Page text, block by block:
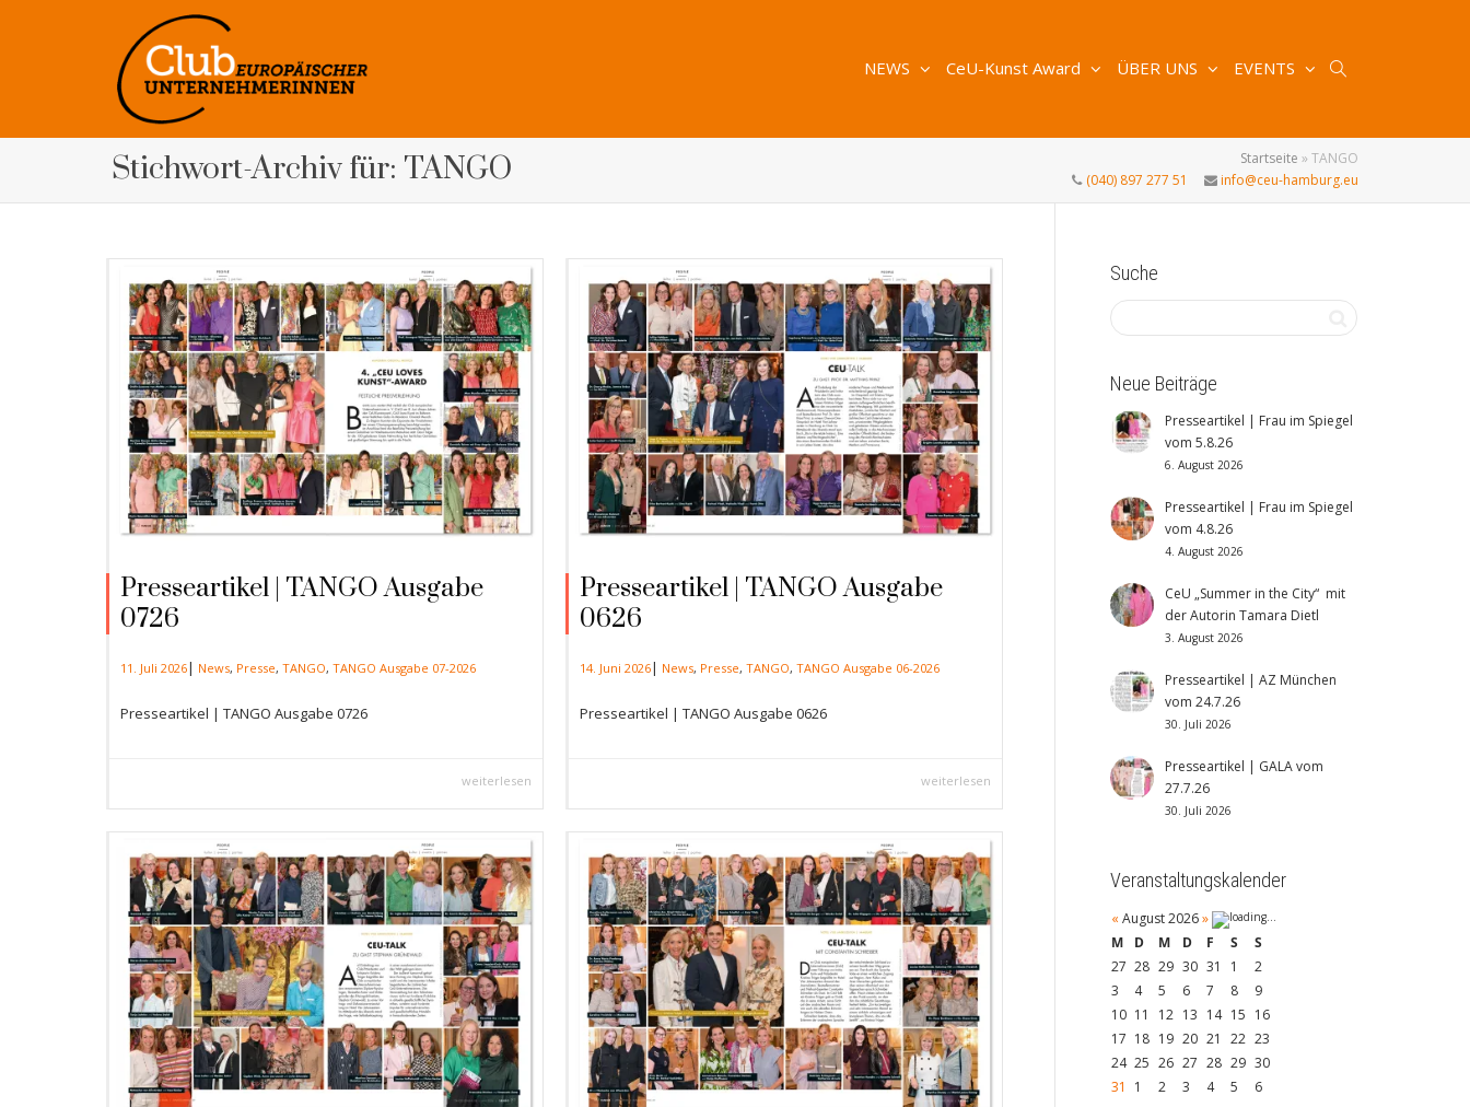
NEWS CeU-Kunst Award ÜBER UNS EVENTS
Stichwort-Archiv für: TANGO Startseite » TANGO
(040) 897 277 51
info@ceu-hamburg.eu
Presseartikel | TANGO Ausgabe
0726
11. Juli 2026| News, Presse, TANGO, TANGO Ausgabe 07-2026
Presseartikel | TANGO Ausgabe 0726
weiterlesen
Presseartikel | TANGO Ausgabe
0626
14. Juni 2026| News, Presse, TANGO, TANGO Ausgabe 06-2026
Presseartikel | TANGO Ausgabe 0626
weiterlesen
Suche
Neue Beiträge
Presseartikel | Frau im Spiegel
vom 5.8.26
6. August 2026
Presseartikel | Frau im Spiegel
vom 4.8.26
4. August 2026
CeU „Summer in the City“ mit
der Autorin Tamara Dietl
3. August 2026
Presseartikel | AZ München
vom 24.7.26
30. Juli 2026
Presseartikel | GALA vom
27.7.26
30. Juli 2026
Veranstaltungskalender
« August 2026 »
M
D M D F S
S
27 28 29 30 31 1
2
3
4 5 6 7 8
9
10 11 12 13 14 15 16
17 18 19 20 21 22 23
24 25 26 27 28 29 30
31
1 2 3 4 5 6